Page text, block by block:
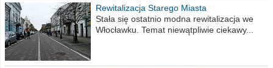
Rewitalizacja Starego Miasta
Stała się ostatnio modna rewitalizacja we
Włocławku. Temat niewątpliwie ciekawy...